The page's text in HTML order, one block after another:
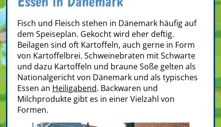
Fisch und Fleisch stehen in Dänemark häufig auf
dem Speiseplan. Gekocht wird eher deftig.
Beilagen sind oft Kartoffeln, auch gerne in Form
von Kartoffelbrei. Schweinebraten mit Schwarte
und dazu Kartoffeln und braune Soße gelten als
Nationalgericht von Dänemark und als typisches
Essen an Heiligabend. Backwaren und
Milchprodukte gibt es in einer Vielzahl von
Formen.